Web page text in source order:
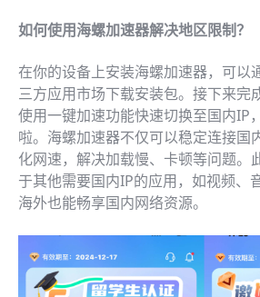
如何使用海螺加速器解决地区限制？
在你的设备上安装海螺加速器，可以
三方应用市场下载安装包。接下来完
使用一键加速功能快速切换至国内IP
啦。海螺加速器不仅可以稳定连接国
化网速，解决加载慢、卡顿等问题。
于其他需要国内IP的应用，如视频、
海外也能畅享国内网络资源。